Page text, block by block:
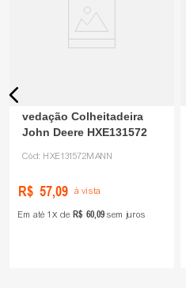
vedação Colheitadeira
John Deere HXE131572
Cód: HXE131572MANN
R$ 57,09 à vista
Em até 1 de R$ 6009 sem juros